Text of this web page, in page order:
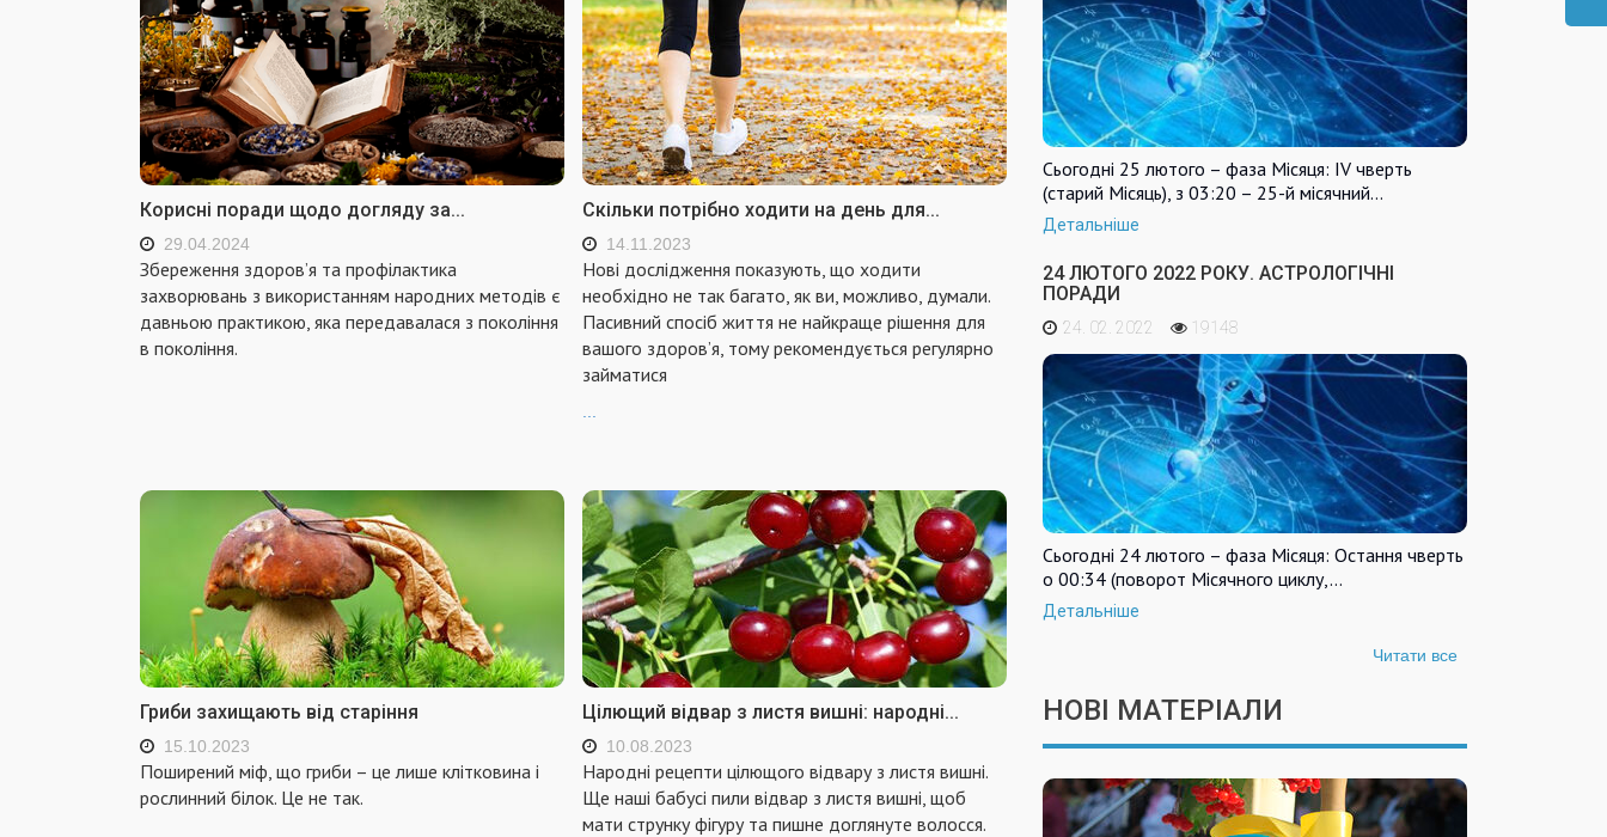
Корисні поради щодо догляду за...
29.04.2024
Збереження здоров’я та профілактика
захворювань з використанням народних методів є
давньою практикою, яка передавалася з покоління
в покоління.
Скільки потрібно ходити на день для...
14.11.2023
Нові дослідження показують, що ходити
необхідно не так багато, як ви, можливо, думали.
Пасивний спосіб життя не найкраще рішення для
вашого здоров’я, тому рекомендується регулярно
займатися
Гриби захищають від старіння
15.10.2023
Поширений міф, що гриби – це лише клітковина і
рослинний білок. Це не так.
Цілющий відвар з листя вишні: народні...
10.08.2023
Народні рецепти цілющого відвару з листя вишні.
Ще наші бабусі пили відвар з листя вишні, щоб
мати струнку фігуру та пишне доглянуте волосся.
Сьогодні 25 лютого – фаза Місяця: IV чверть
(старий Місяць), з 03:20 – 25-й місячний…
Детальніше
24 ЛЮТОГО 2022 РОКУ. АСТРОЛОГІЧНІ
ПОРАДИ
24. 02. 2022 19148
Сьогодні 24 лютого – фаза Місяця: Остання чверть
о 00:34 (поворот Місячного циклу,…
Детальніше
Читати все
НОВІ МАТЕРІАЛИ